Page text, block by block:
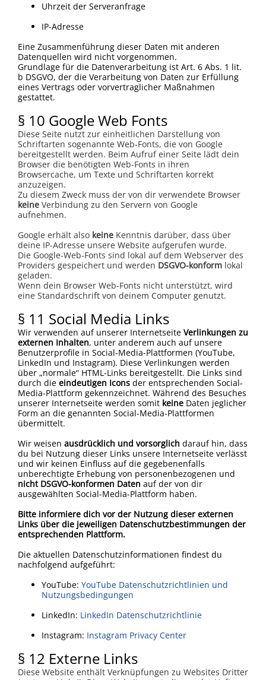
Uhrzeit der Serveranfrage
IP-Adresse
Eine Zusammenführung dieser Daten mit anderen
Datenquellen wird nicht vorgenommen.
Grundlage für die Datenverarbeitung ist Art. 6 Abs. 1 lit.
b DSGVO, der die Verarbeitung von Daten zur Erfüllung
eines Vertrags oder vorvertraglicher Maßnahmen
gestattet.
§ 10 Google Web Fonts
Diese Seite nutzt zur einheitlichen Darstellung von
Schriftarten sogenannte Web-Fonts, die von Google
bereitgestellt werden. Beim Aufruf einer Seite lädt dein
Browser die benötigten Web-Fonts in ihren
Browsercache, um Texte und Schriftarten korrekt
anzuzeigen.
Zu diesem Zweck muss der von dir verwendete Browser
keine Verbindung zu den Servern von Google
aufnehmen.
Google erhält also keine Kenntnis darüber, dass über
deine IP-Adresse unsere Website aufgerufen wurde.
Die Google-Web-Fonts sind lokal auf dem Webserver des
Providers gespeichert und werden DSGVO-konform lokal
geladen.
Wenn dein Browser Web-Fonts nicht unterstützt, wird
eine Standardschrift von deinem Computer genutzt.
§ 11 Social Media Links
Wir verwenden auf unserer Internetseite Verlinkungen zu
externen Inhalten, unter anderem auch auf unsere
Benutzerprofile in Social-Media-Plattformen (YouTube,
LinkedIn und Instagram). Diese Verlinkungen werden
über „normale“ HTML-Links bereitgestellt. Die Links sind
durch die eindeutigen Icons der entsprechenden Social-
Media-Plattform gekennzeichnet. Während des Besuches
unserer Internetseite werden somit keine Daten jeglicher
Form an die genannten Social-Media-Plattformen
übermittelt.
Wir weisen ausdrücklich und vorsorglich darauf hin, dass
du bei Nutzung dieser Links unsere Internetseite verlässt
und wir keinen Einfluss auf die gegebenenfalls
unberechtigte Erhebung von personenbezogenen und
nicht DSGVO-konformen Daten auf der von dir
ausgewählten Social-Media-Plattform haben.
Bitte informiere dich vor der Nutzung dieser externen
Links über die jeweiligen Datenschutzbestimmungen der
entsprechenden Plattform.
Die aktuellen Datenschutzinformationen findest du
nachfolgend aufgeführt:
YouTube: YouTube Datenschutzrichtlinien und
Nutzungsbedingungen
LinkedIn: LinkedIn Datenschutzrichtlinie
Instagram: Instagram Privacy Center
§ 12 Externe Links
Diese Website enthält Verknüpfungen zu Websites Dritter